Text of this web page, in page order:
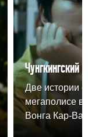
Чунгкингский
Две истории
мегаполисе в
Вонга Кар-